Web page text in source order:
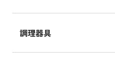
調理器具